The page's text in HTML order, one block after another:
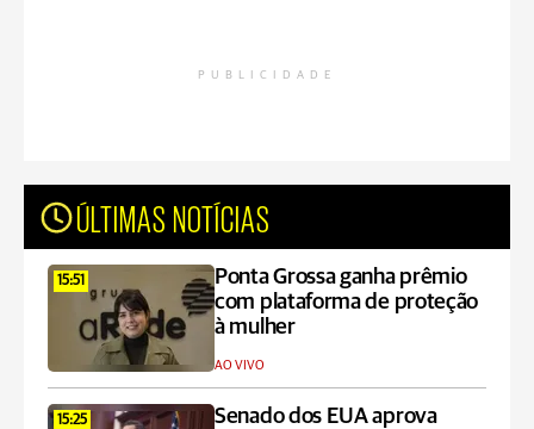
PUBLICIDADE
ÚLTIMAS NOTÍCIAS
15:51
Ponta Grossa ganha prêmio
com plataforma de proteção
à mulher
AO VIVO
15:25
Senado dos EUA aprova